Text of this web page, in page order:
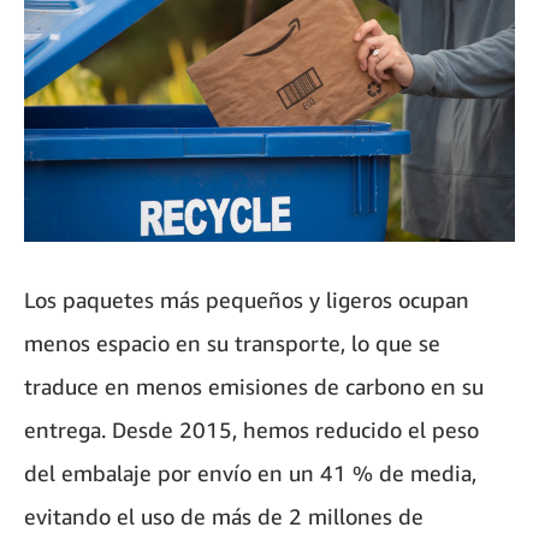
Los paquetes más pequeños y ligeros ocupan
menos espacio en su transporte, lo que se
traduce en menos emisiones de carbono en su
entrega. Desde 2015, hemos reducido el peso
del embalaje por envío en un 41 % de media,
evitando el uso de más de 2 millones de